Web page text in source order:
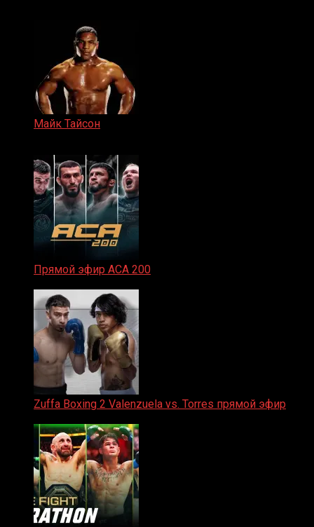
Майк Тайсон
Прямой эфир ACA 200
Zuffa Boxing 2 Valenzuela vs. Torres прямой эфир